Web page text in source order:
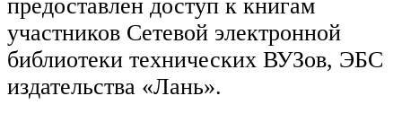
предоставлен доступ к книгам
участников Сетевой электронной
библиотеки технических ВУЗов, ЭБС
издательства «Лань».